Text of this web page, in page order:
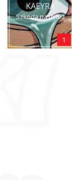
KAEYRA
Szkoda na to łez
1